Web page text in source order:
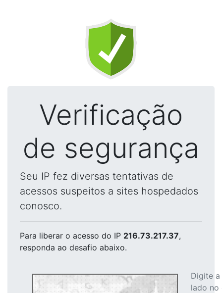
Verificação
de segurança
Seu IP fez diversas tentativas de
acessos suspeitos a sites hospedados
conosco.
Para liberar o acesso do IP 216.73.217.37,
responda ao desafio abaixo.
Digite
lado no